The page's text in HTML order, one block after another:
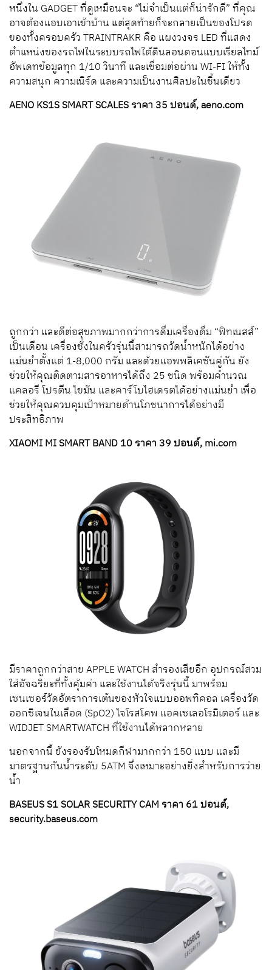
หนึ่งใน GADGET ที่ดูเหมือนจะ “ไม่จำเป็นแต่ก็น่ารักดี” ที่คุณ
อาจต้องแอบเอาเข้าบ้าน แต่สุดท้ายก็จะกลายเป็นของโปรด
ของทั้งครอบครัว TRAINTRAKR คือ แผงวงจร LED ที่แสดง
ตำแหน่งของรถไฟในระบบรถไฟใต้ดินลอนดอนแบบเรียลไทม์
อัพเดทข้อมูลทุก 1/10 วินาที และเชื่อมต่อผ่าน WI-FI ให้ทั้ง
ความสนุก ความเนิร์ด และความเป็นงานศิลปะในชิ้นเดียว
AENO KS1S SMART SCALES ราคา 35 ปอนด์, aeno.com
ถูกกว่า และดีต่อสุขภาพมากกว่าการดื่มเครื่องดื่ม “ฟิทเนสส์”
เป็นเดือน เครื่องชั่งในครัวรุ่นนี้สามารถวัดน้ำหนักได้อย่าง
แม่นยำตั้งแต่ 1-8,000 กรัม และด้วยแอพพลิเคชันคู่กัน ยัง
ช่วยให้คุณติดตามสารอาหารได้ถึง 25 ชนิด พร้อมคำนวณ
แคลอรี โปรตีน ไขมัน และคาร์โบไฮเดรตได้อย่างแม่นยำ เพื่อ
ช่วยให้คุณควบคุมเป้าหมายด้านโภชนาการได้อย่างมี
ประสิทธิภาพ
XIAOMI MI SMART BAND 10 ราคา 39 ปอนด์, mi.com
มีราคาถูกกว่าสาย APPLE WATCH สำรองเสียอีก อุปกรณ์สวม
ใส่อัจฉริยะที่ทั้งคุ้มค่า และใช้งานได้จริงรุ่นนี้ มาพร้อม
เซนเซอร์วัดอัตราการเต้นของหัวใจแบบออพทิคอล เครื่องวัด
ออกซิเจนในเลือด (SpO2) ไจโรสโคพ แอคเซเลอโรมิเตอร์ และ
WIDJET SMARTWATCH ที่ใช้งานได้หลากหลาย
นอกจากนี้ ยังรองรับโหมดกีฬามากกว่า 150 แบบ และมี
มาตรฐานกันน้ำระดับ 5ATM จึงเหมาะอย่างยิ่งสำหรับการว่าย
น้ำ
BASEUS S1 SOLAR SECURITY CAM ราคา 61 ปอนด์,
security.baseus.com